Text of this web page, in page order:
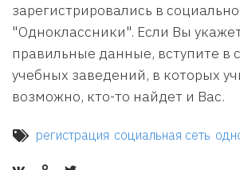
зарегистрировались в
"Одноклассники". Если Вы
правильные данные, вступите в
учебных заведений, в которых
возможно, кто-то найдет и Вас.
регистрация социальная сеть